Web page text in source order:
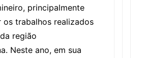
principalmente
os trabalhos realizados
região
Neste ano, em sua